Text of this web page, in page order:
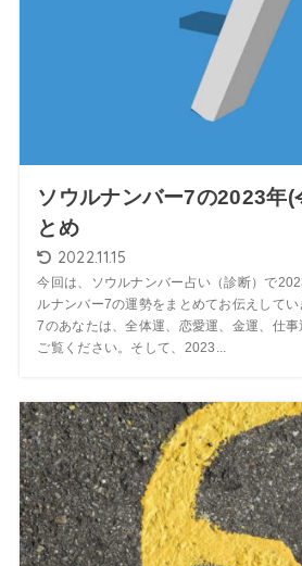
ソウルナンバー7の2023年(
とめ
2022.11.15
今回は、ソウルナンバー占い（診断）で
ルナンバー7の運勢をまとめてお伝えして
7のあなたは、全体運、恋愛運、金運、仕
ご覧ください。そして、2023...